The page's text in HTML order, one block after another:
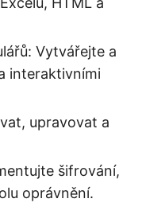
Vytvářejte a
interaktivními
upravovat a
šifrování,
oprávnění.